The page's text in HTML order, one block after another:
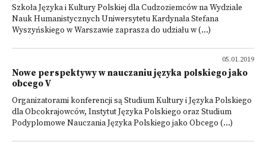
Szkoła Języka i Kultury Polskiej dla Cudzoziemców na Wydziale
Nauk Humanistycznych Uniwersytetu Kardynała Stefana
Wyszyńskiego w Warszawie zaprasza do udziału w (...)
05.01.2019
Nowe perspektywy w nauczaniu języka polskiego jako
obcego V
Organizatorami konferencji są Studium Kultury i Języka Polskiego
dla Obcokrajowców, Instytut Języka Polskiego oraz Studium
Podyplomowe Nauczania Języka Polskiego jako Obcego (...)